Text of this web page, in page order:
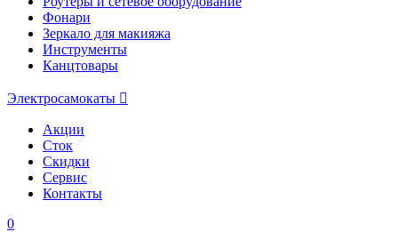
Фонари
Зеркало для макияжа
Инструменты
Канцтовары
Электросамокаты
Акции
Сток
Скидки
Сервис
Контакты
0